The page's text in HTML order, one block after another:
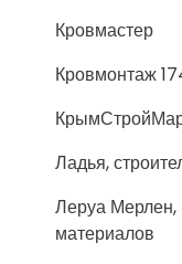
Кровмастер
Кровмонтаж
Ладья,
Леруа Мерлен,
материалов